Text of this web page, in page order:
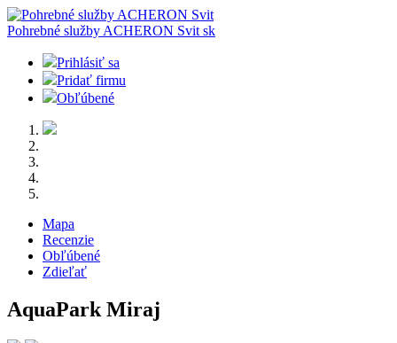
Pohrebné služby ACHERON Svit sk
Prihlásiť sa
Pridať firmu
Obľúbené
Mapa
Recenzie
Obľúbené
Zdieľať
AquaPark Miraj